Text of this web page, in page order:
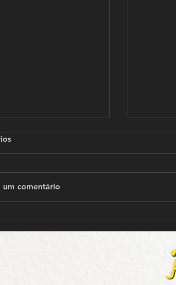
Atividades da Toca!
Riso
um comentário